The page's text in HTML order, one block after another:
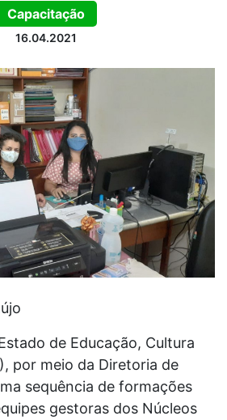
Capacitação
16.04.2021
de Educação, Cultura
por meio da Diretoria de
sequência de formações
gestoras dos Núcleos